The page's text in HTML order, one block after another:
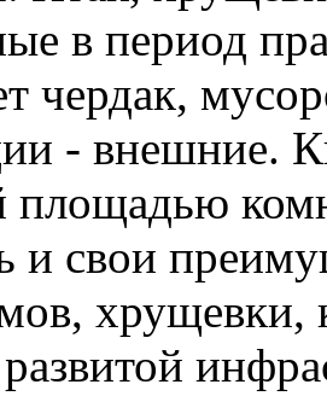
в период
чердак,
- внешние.
площадью
и свои
хрущевки,